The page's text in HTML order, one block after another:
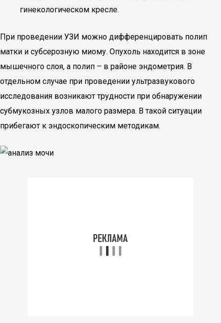
гинекологическом кресле.
При проведении УЗИ можно дифференцировать полип
матки и субсерозную миому. Опухоль находится в зоне
мышечного слоя, а полип – в районе эндометрия. В
отдельном случае при проведении ультразвукового
исследования возникают трудности при обнаружении
субмукозных узлов малого размера. В такой ситуации
прибегают к эндоскопическим методикам.